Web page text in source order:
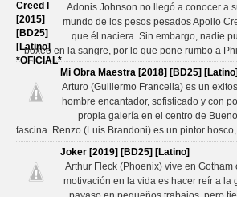
Adonis Johnson no llegó a conocer a
mundo de los pesos pesados Apollo
que él naciera. Sin embargo, nadie
boxeo en la sangre, por lo que pone rumbo a
Mi Obra Maestra [2018] [BD25]
Arturo (Guillermo Francella) es un
hombre encantador, sofisticado y con
propia galería en el centro de
fascina. Renzo (Luis Brandoni) es un pintor
Joker [2019] [BD25] [Latino]
Arthur Fleck (Phoenix) vive en Gotham
motivación en la vida es hacer reír a la